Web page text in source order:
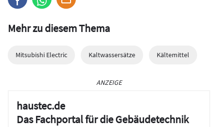
Mehr zu diesem Thema
Mitsubishi Electric Kaltwassersätze Kältemittel
ANZEIGE
haustec.de
Das Fachportal für die Gebäudetechnik